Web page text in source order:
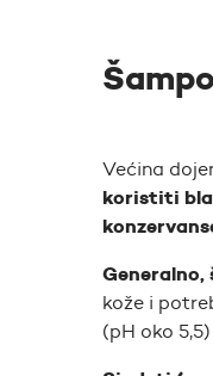
Većina
koristiti
kože i
(pH oko